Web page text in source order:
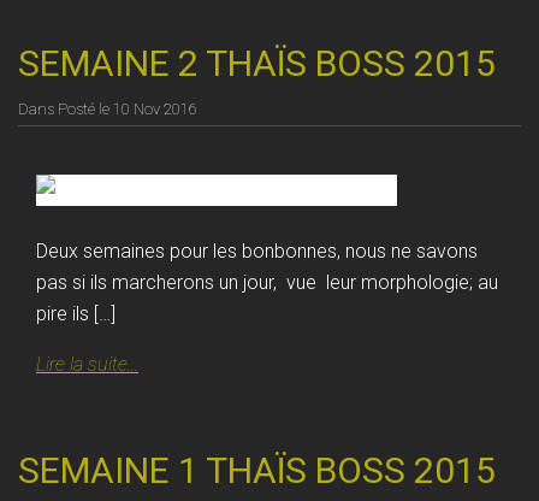
SEMAINE 2 THAÏS BOSS 2015
Dans Posté le 10 Nov 2016
Deux semaines pour les bonbonnes, nous ne savons
pas si ils marcherons un jour, vue leur morphologie; au
pire ils […]
Lire la suite...
SEMAINE 1 THAÏS BOSS 2015